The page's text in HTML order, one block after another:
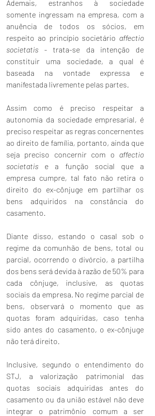
Ademais, estranhos à sociedade
somente ingressam na empresa, com a
anuência de todos os sócios, em
respeito ao princípio societário affectio
societatis - trata-se da intenção de
constituir uma sociedade, a qual é
baseada na vontade expressa e
manifestada livremente pelas partes.
Assim como é preciso respeitar a
autonomia da sociedade empresarial, é
preciso respeitar as regras concernentes
ao direito de família, portanto, ainda que
seja preciso concernir com o affectio
societatis e a função social que a
empresa cumpre, tal fato não retira o
direito do ex-cônjuge em partilhar os
bens adquiridos na constância do
casamento.
Diante disso, estando o casal sob o
regime da comunhão de bens, total ou
parcial, ocorrendo o divórcio, a partilha
dos bens será devida à razão de 50% para
cada cônjuge, inclusive, as quotas
sociais da empresa. No regime parcial de
bens, observará o momento que as
quotas foram adquiridas, caso tenha
sido antes do casamento, o ex-cônjuge
não terá direito.
Inclusive, segundo o entendimento do
STJ, a valorização patrimonial das
quotas sociais adquiridas antes do
casamento ou da união estável não deve
integrar o patrimônio comum a ser